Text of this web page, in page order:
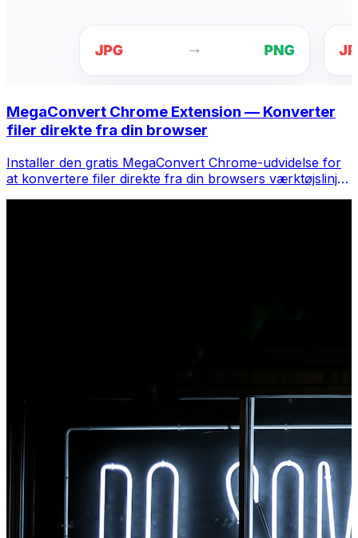
MegaConvert Chrome Extension — Konverter
filer direkte fra din browser
Installer den gratis MegaConvert Chrome-udvidelse for
at konvertere filer direkte fra din browsers værktøjslinje.